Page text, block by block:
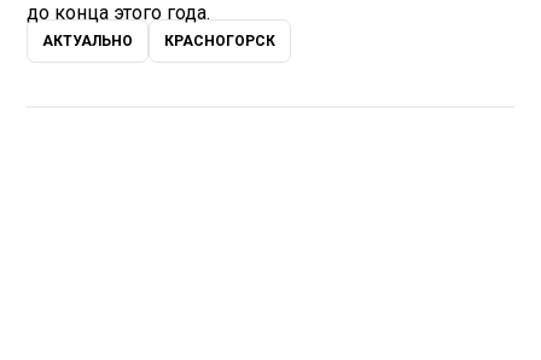
до конца этого года.
АКТУАЛЬНО КРАСНОГОРСК